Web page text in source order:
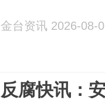
金台资讯 2026-08-
反腐快讯：